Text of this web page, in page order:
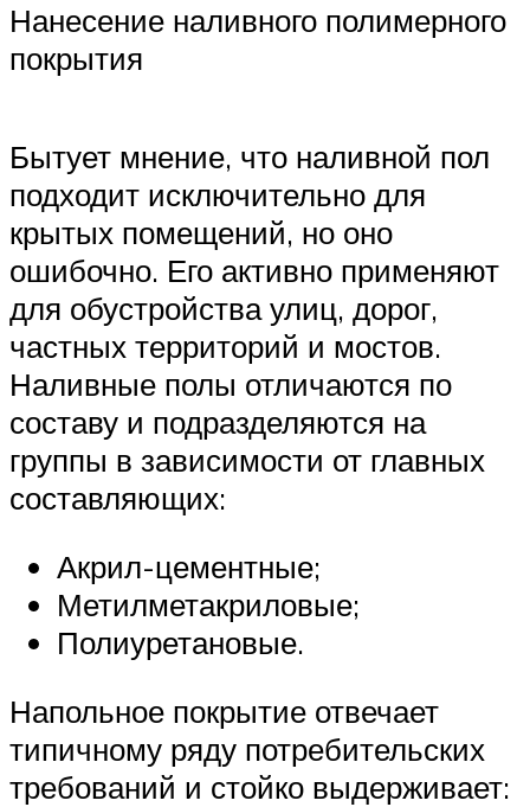
Нанесение наливного полимерного
покрытия
Бытует мнение, что наливной пол
подходит исключительно для
крытых помещений, но оно
ошибочно. Его активно применяют
для обустройства улиц, дорог,
частных территорий и мостов.
Наливные полы отличаются по
составу и подразделяются на
группы в зависимости от главных
составляющих:
Акрил-цементные;
Метилметакриловые;
Полиуретановые.
Напольное покрытие отвечает
типичному ряду потребительских
требований и стойко выдерживает: